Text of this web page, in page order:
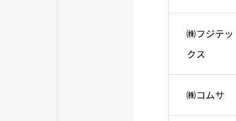
㈱フジテッ
クス
㈱コムサ